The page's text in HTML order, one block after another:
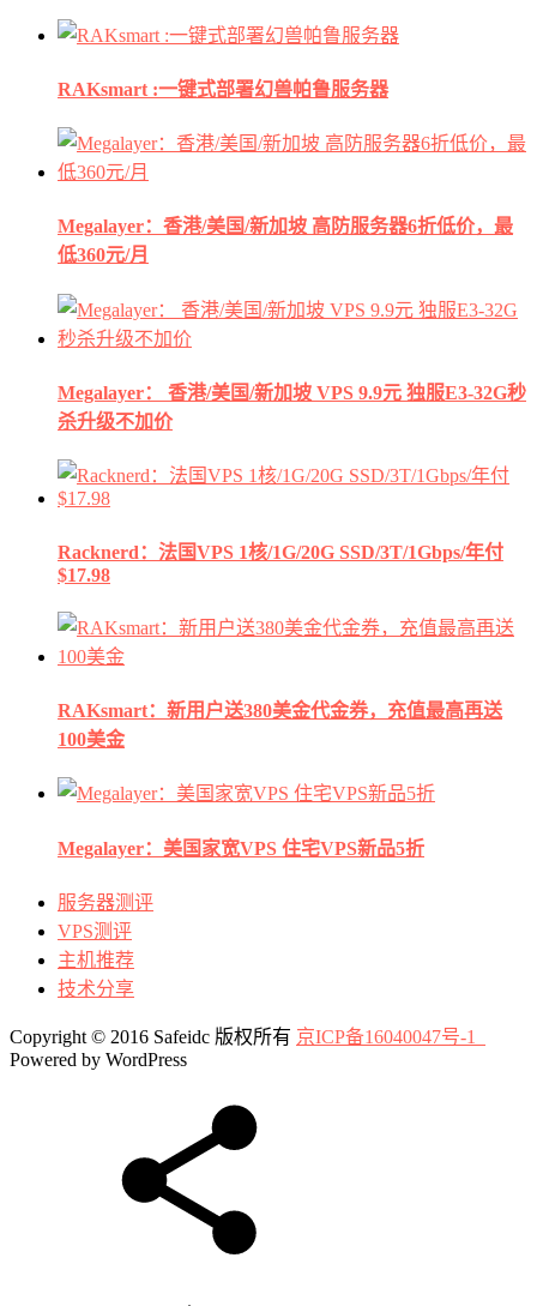
RAKsmart :一键式部署幻兽帕鲁服务器
Megalayer：香港/美国/新加坡 高防服务器6折低价，最
低360元/月
Megalayer： 香港/美国/新加坡 VPS 9.9元 独服E3-32G秒
杀升级不加价
Racknerd：法国VPS 1核/1G/20G SSD/3T/1Gbps/年付
$17.98
RAKsmart：新用户送380美金代金券，充值最高再送
100美金
Megalayer：美国家宽VPS 住宅VPS新品5折
服务器测评
VPS测评
主机推荐
技术分享
Copyright © 2016 Safeidc 版权所有 京ICP备16040047号-1
Powered by WordPress